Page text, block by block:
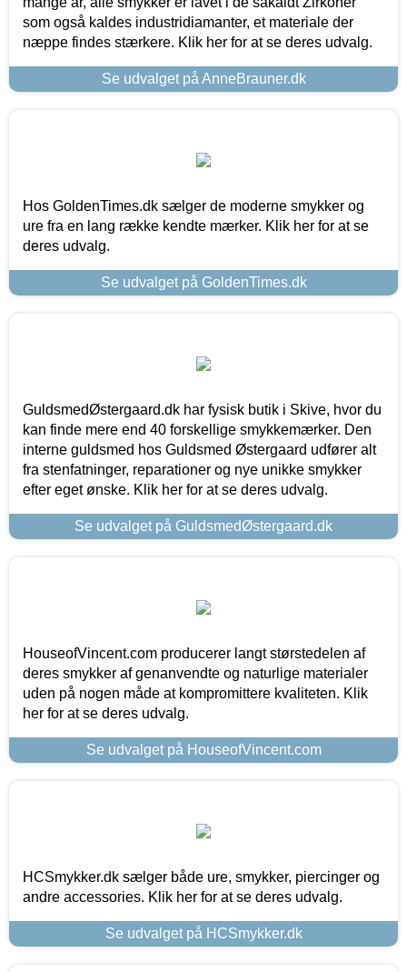
som også kaldes industridiamanter, et materiale der
næppe findes stærkere. Klik her for at se deres udvalg.
Se udvalget på AnneBrauner.dk
Hos GoldenTimes.dk sælger de moderne smykker og
ure fra en lang række kendte mærker. Klik her for at se
deres udvalg.
Se udvalget på GoldenTimes.dk
GuldsmedØstergaard.dk har fysisk butik i Skive, hvor du
kan finde mere end 40 forskellige smykkemærker. Den
interne guldsmed hos Guldsmed Østergaard udfører alt
fra stenfatninger, reparationer og nye unikke smykker
efter eget ønske. Klik her for at se deres udvalg.
Se udvalget på GuldsmedØstergaard.dk
HouseofVincent.com producerer langt størstedelen af
deres smykker af genanvendte og naturlige materialer
uden på nogen måde at kompromittere kvaliteten. Klik
her for at se deres udvalg.
Se udvalget på HouseofVincent.com
HCSmykker.dk sælger både ure, smykker, piercinger og
andre accessories. Klik her for at se deres udvalg.
Se udvalget på HCSmykker.dk